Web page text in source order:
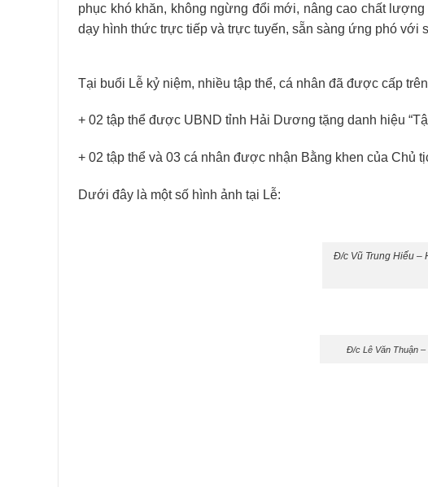
phục khó khăn, không ngừng đổi mới, nâng cao chất
dạy hình thức trực tiếp và trực tuyến, sẵn sàng ứng phó
Tại buổi Lễ kỷ niệm, nhiều tập thể, cá nhân đã được cấp
+ 02 tập thể được UBND tỉnh Hải Dương tặng danh hiệu
+ 02 tập thể và 03 cá nhân được nhận Bằng khen của Chủ
Dưới đây là một số hình ảnh tại Lễ:
Đ/c Vũ Trung Hiếu –
Đ/c Lê Văn Thuận